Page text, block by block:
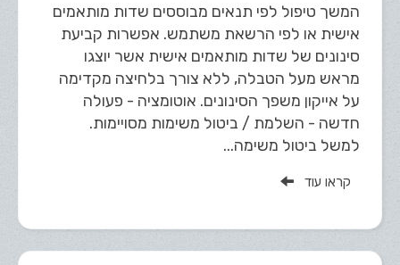
המשך טיפול לפי תנאים מבוססים שדות מותאמים
אישית או לפי הרשאת משתמש. אפשרות קביעת
סינונים של שדות מותאמים אישית אשר יוצגו
מראש מעל הטבלה, ללא צורך בלחיצה מקדימה
על אייקון משפך הסינונים. אוטומציה - פעולה
חדשה - השלמת / ביטול משימות מסויימות.
למשל ביטול משימה...
קראו עוד